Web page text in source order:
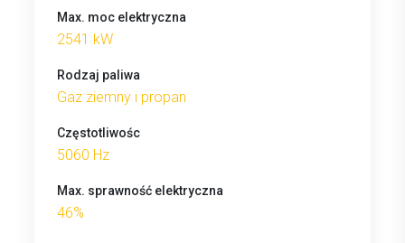
Max. moc elektryczna
2541 kW
Rodzaj paliwa
Gaz ziemny i propan
Częstotliwośc
5060 Hz
Max. sprawność elektryczna
46%